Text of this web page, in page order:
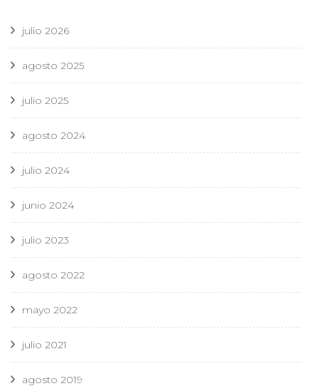
julio 2026
agosto 2025
julio 2025
agosto 2024
julio 2024
junio 2024
julio 2023
agosto 2022
mayo 2022
julio 2021
agosto 2019